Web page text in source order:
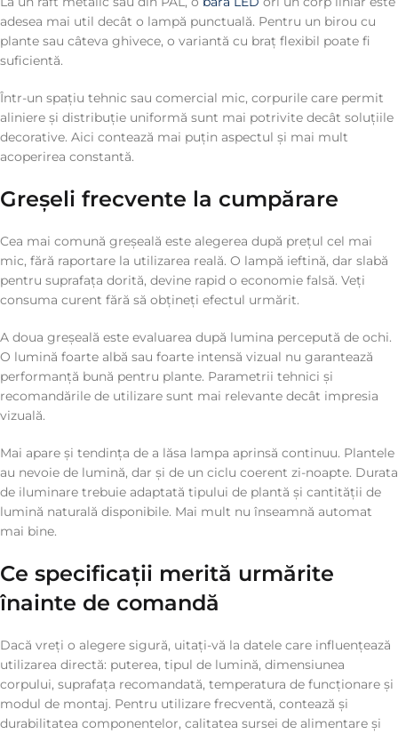
adesea mai util decât o lampă punctuală. Pentru un birou cu
plante sau câteva ghivece, o variantă cu braț flexibil poate fi
suficientă.
Într-un spațiu tehnic sau comercial mic, corpurile care permit
aliniere și distribuție uniformă sunt mai potrivite decât soluțiile
decorative. Aici contează mai puțin aspectul și mai mult
acoperirea constantă.
Greșeli frecvente la cumpărare
Cea mai comună greșeală este alegerea după prețul cel mai
mic, fără raportare la utilizarea reală. O lampă ieftină, dar slabă
pentru suprafața dorită, devine rapid o economie falsă. Veți
consuma curent fără să obțineți efectul urmărit.
A doua greșeală este evaluarea după lumina percepută de ochi.
O lumină foarte albă sau foarte intensă vizual nu garantează
performanță bună pentru plante. Parametrii tehnici și
recomandările de utilizare sunt mai relevante decât impresia
vizuală.
Mai apare și tendința de a lăsa lampa aprinsă continuu. Plantele
au nevoie de lumină, dar și de un ciclu coerent zi-noapte. Durata
de iluminare trebuie adaptată tipului de plantă și cantității de
lumină naturală disponibile. Mai mult nu înseamnă automat
mai bine.
Ce specificații merită urmărite
înainte de comandă
Dacă vreți o alegere sigură, uitați-vă la datele care influențează
utilizarea directă: puterea, tipul de lumină, dimensiunea
corpului, suprafața recomandată, temperatura de funcționare și
modul de montaj. Pentru utilizare frecventă, contează și
durabilitatea componentelor, calitatea sursei de alimentare și